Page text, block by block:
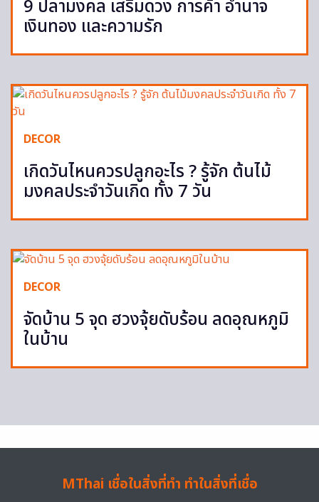
9 ปลามงคล เสริมดวง การค้า อำนาจ
เงินทอง และความรัก
DECOR
เกิดวันไหนควรปลูกอะไร ? รู้จัก ต้นไม้
มงคลประจำวันเกิด ทั้ง 7 วัน
DECOR
จัดบ้าน 5 จุด ฮวงจุ้ยดับร้อน ลดอุณหภูมิ
ในบ้าน
MThai เชื่อในสิ่งที่ทำ ทำในสิ่งที่เชื่อ